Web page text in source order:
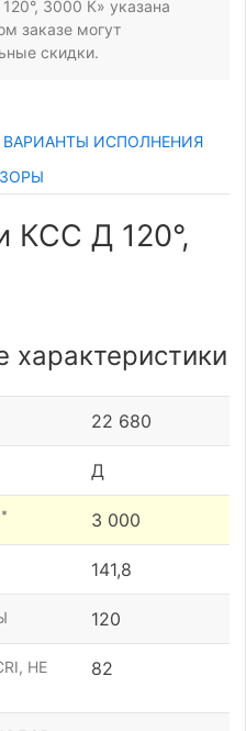
3000 К» указана
заказе могут
скидки.
ВАРИАНТЫ ИСПОЛНЕНИЯ
КСС Д 120°,
характеристики
22 680
Д
* 3 000
141,8
120
НЕ
82